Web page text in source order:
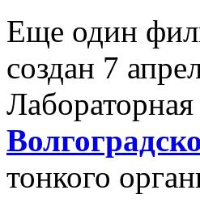
Еще один
создан 7
тонкого